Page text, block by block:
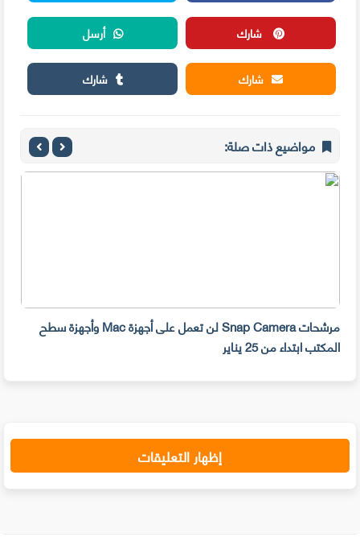
شارك
أرسل
شارك
شارك
مواضيع ذات صلة:
مرشحات Snap Camera لن تعمل على أجهزة Mac وأجهزة سطح
المكتب ابتداء من 25 يناير
إظهار التعليقات